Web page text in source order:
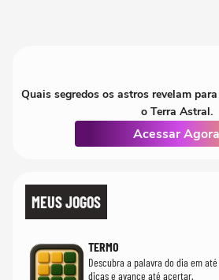
Quais segredos os astros revelam
o Terra Astral.
Acessar Agora
MEUS JOGOS
TERMO
Descubra a palavra do dia em
dicas e avance até acertar.